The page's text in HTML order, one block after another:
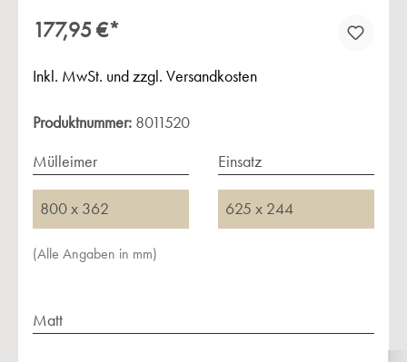
177,95 €*
Inkl. MwSt. und zzgl. Versandkosten
Produktnummer: 8011520
Mülleimer
800 x 362
Einsatz
625 x 244
(Alle Angaben in mm)
Matt